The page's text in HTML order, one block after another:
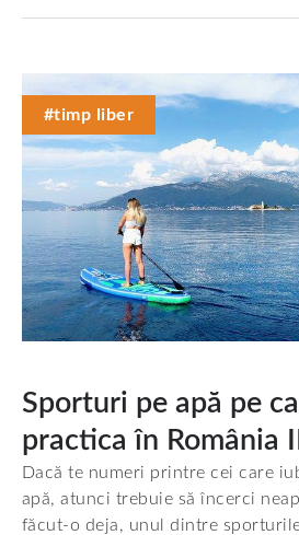
#timp liber
Sporturi pe apă pe
practica în România II
Dacă te numeri printre cei care
apă, atunci trebuie să încerci
făcut-o deja, unul dintre